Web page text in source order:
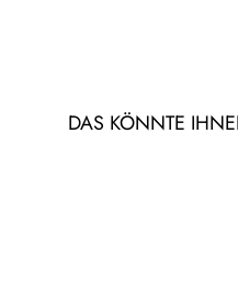
DAS KÖNNTE